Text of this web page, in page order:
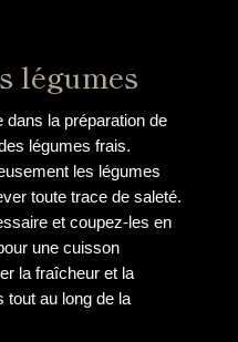
légumes
dans la préparation de
légumes frais.
les légumes
toute trace de saleté.
et coupez-les en
une cuisson
la fraîcheur et la
tout au long de la